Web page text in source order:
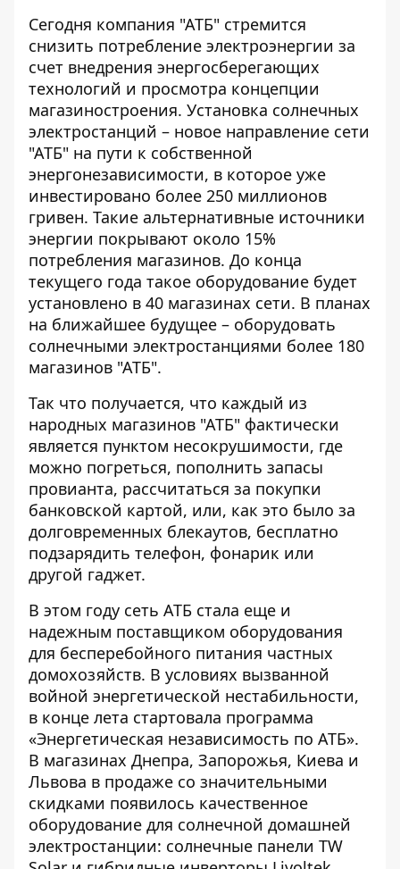
Сегодня компания "АТБ" стремится
снизить потребление электроэнергии за
счет внедрения энергосберегающих
технологий и просмотра концепции
магазиностроения. Установка солнечных
электростанций – новое направление сети
"АТБ" на пути к собственной
энергонезависимости, в которое уже
инвестировано более 250 миллионов
гривен. Такие альтернативные источники
энергии покрывают около 15%
потребления магазинов. До конца
текущего года такое оборудование будет
установлено в 40 магазинах сети. В планах
на ближайшее будущее – оборудовать
солнечными электростанциями более 180
магазинов "АТБ".
Так что получается, что каждый из
народных магазинов "АТБ" фактически
является пунктом несокрушимости, где
можно погреться, пополнить запасы
провианта, рассчитаться за покупки
банковской картой, или, как это было за
долговременных блекаутов, бесплатно
подзарядить телефон, фонарик или
другой гаджет.
В этом году сеть АТБ стала еще и
надежным поставщиком оборудования
для бесперебойного питания частных
домохозяйств. В условиях вызванной
войной энергетической нестабильности,
в конце лета стартовала программа
«Энергетическая независимость по АТБ».
В магазинах Днепра, Запорожья, Киева и
Львова в продаже со значительными
скидками появилось качественное
оборудование для солнечной домашней
электростанции: солнечные панели TW